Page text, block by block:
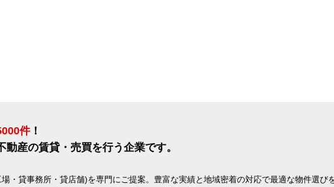
件！
動産の賃貸・売買を行う企業です。
・貸事務所・貸店舗)を専門にご提案。豊富な実績と地域密着の対応で最適な物件選び